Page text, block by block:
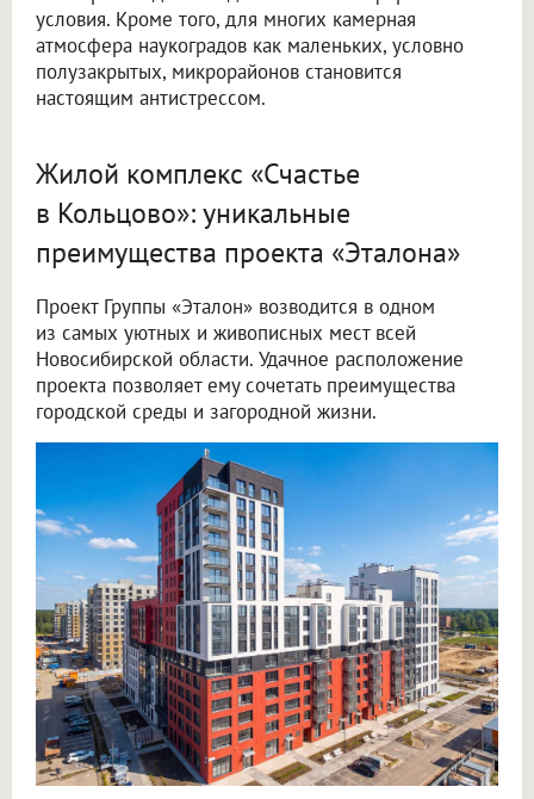
условия. Кроме того, для многих камерная
атмосфера наукоградов как маленьких, условно
полузакрытых, микрорайонов становится
настоящим антистрессом.
Жилой комплекс «Счастье
в Кольцово»: уникальные
преимущества проекта «Эталона»
Проект Группы «Эталон» возводится в одном
из самых уютных и живописных мест всей
Новосибирской области. Удачное расположение
проекта позволяет ему сочетать преимущества
городской среды и загородной жизни.